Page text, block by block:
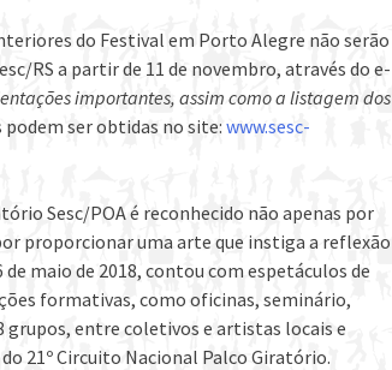
do Festival em Porto Alegre não serão
RS a partir de 11 de novembro, através do e-
importantes, assim como a listagem dos
ser obtidas no site: www.sesc-
Sesc/POA é reconhecido não apenas por
proporcionar uma arte que instiga a reflexão
maio de 2018, contou com espetáculos de
formativas, como oficinas, seminário,
grupos, entre coletivos e artistas locais e
21º Circuito Nacional Palco Giratório.